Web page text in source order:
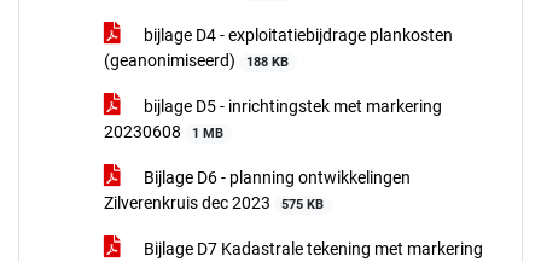
bijlage D4 - exploitatiebijdrage plankosten
(geanonimiseerd)
188 KB
bijlage D5 - inrichtingstek met markering
20230608
1 MB
Bijlage D6 - planning ontwikkelingen
Zilverenkruis dec 2023
575 KB
Bijlage D7 Kadastrale tekening met markering